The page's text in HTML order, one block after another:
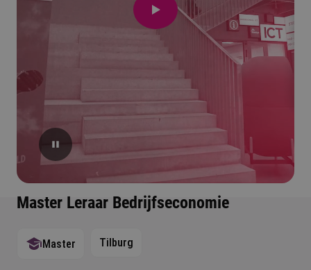
Master Leraar Bedrijfseconomie
Master Tilburg